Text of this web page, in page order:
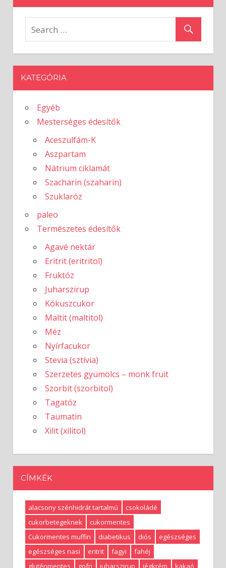
KATEGÓRIA
Egyéb
Mesterséges édesítők
Aceszulfám-K
Aszpartam
Nátrium ciklamát
Szacharin (szaharin)
Szuklaróz
paleo
Természetes édesítők
Agavé nektár
Eritrit (eritritol)
Fruktóz
Juharszirup
Kókuszcukor
Maltit (maltitol)
Méz
Nyírfacukor
Stevia (sztívia)
Szerzetes gyümölcs – monk fruit
Szorbit (szorbitol)
Tagatóz
Taumatin
Xilit (xilitol)
CÍMKÉK
alacsony szénhidrát tartalmú
csokoládé
cukorbetegeknek
cukormentes
Cukormentes muffin
diabetikus diós
egészséges
egészséges nasi
eritrit fagyi
fahéj
gluténmentes
gofri juharszirup jégkrém kakaó